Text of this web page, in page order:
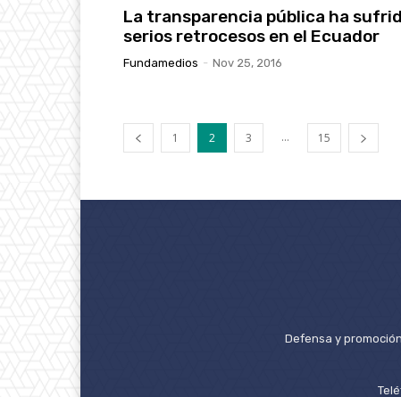
La transparencia pública ha
serios retrocesos en el Ecuador
Fundamedios - Nov 25, 2016
1 2 3 ... 15
Defensa y